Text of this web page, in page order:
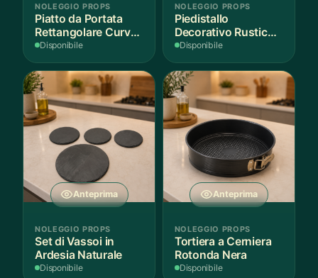
NOLEGGIO PROPS
Piatto da Portata
Rettangolare Curvo
Bianco
Disponibile
NOLEGGIO PROPS
Piedistallo
Decorativo Rustico
in Legno
Disponibile
Anteprima
NOLEGGIO PROPS
Set di Vassoi in
Ardesia Naturale
Disponibile
Anteprima
NOLEGGIO PROPS
Tortiera a Cerniera
Rotonda Nera
Disponibile